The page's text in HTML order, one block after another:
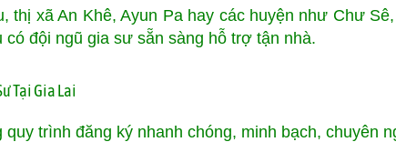
thị xã An Khê, Ayun Pa hay các huyện như Chư
đội ngũ gia sư sẵn sàng hỗ trợ tận nhà.
Tại Gia Lai
quy trình đăng ký nhanh chóng, minh bạch, chuyên